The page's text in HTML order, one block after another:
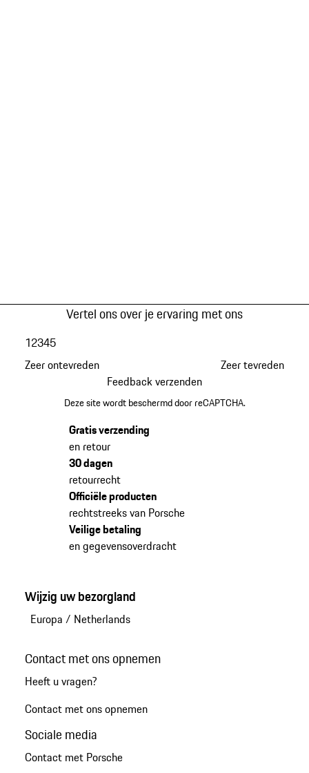
Vertel ons over je ervaring met ons
Zeer ontevreden
12345
Zeer tevreden
Feedback verzenden
Deze site wordt beschermd door reCAPTCHA.
Gratis verzending
en retour
30 dagen
retourrecht
Officiële producten
rechtstreeks van Porsche
Veilige betaling
en gegevensoverdracht
Wijzig uw bezorgland
Europa / Netherlands
Contact met ons opnemen
Heeft u vragen?
Contact met ons opnemen
Sociale media
Contact met Porsche